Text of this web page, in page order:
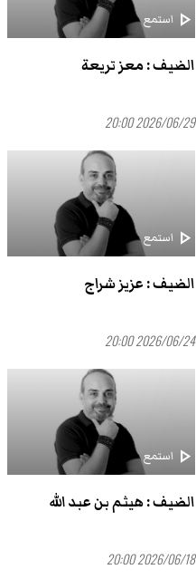
play_arrow استمع
الضيف : معز تريعة
2026/06/29 20:00
play_arrow استمع
الضيف : عزيز شراج
2026/06/24 20:00
play_arrow استمع
الضيف : هيثم بن عبد الله
2026/06/18 20:00